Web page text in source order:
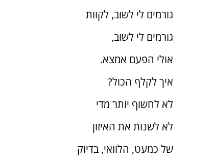
גורמים לי לשוב, לקוות
גורמים לי לשוב,
אולי הפעם אמצא.
איך לקלף הכול?
לא לחשוף יותר מדי
לא לשנות את האיזון
של כמעט, הלוואי, בדיוק